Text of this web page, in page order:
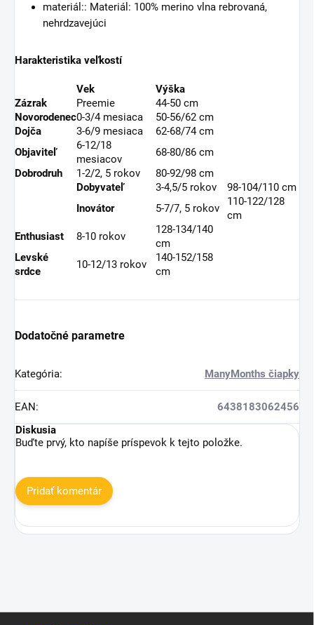
materiál:: Materiál: 100% merino vlna rebrovaná,
nehrdzavejúci
Harakteristika veľkostí
Vek
Výška
Zázrak
Preemie
44-50 cm
Novorodenec0-3/4 mesiaca
50-56/62 cm
Dojča
3-6/9 mesiaca
62-68/74 cm
Objaviteľ
6-12/18
mesiacov
68-80/86 cm
Dobrodruh
1-2/2, 5 rokov
80-92/98 cm
Dobyvateľ
3-4,5/5 rokov
98-104/110 cm
Inovátor
5-7/7, 5 rokov
110-122/128
cm
Enthusiast
8-10 rokov
128-134/140
cm
Levské
srdce
10-12/13 rokov
140-152/158
cm
Dodatočné parametre
Kategória: ManyMonths čiapky
EAN :
6438183062456
Diskusia
Buďte prvý, kto napíše príspevok k tejto položke.
Pridať komentár